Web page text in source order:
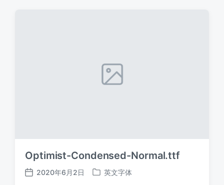
Optimist-Condensed-Normal.ttf
发
2020年6月2日
发
英文字体